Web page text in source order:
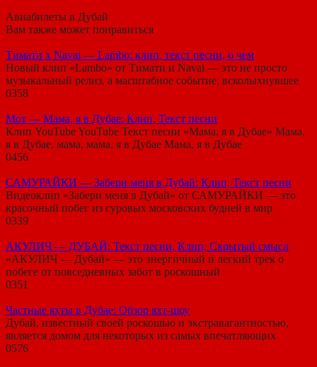
Авиабилеты в Дубай
Вам также может понравиться
Тимати х Navai — Lambo: клип, текст песни, о чем
Новый клип «Lambo» от Тимати и Navai — это не просто
музыкальный релиз, а масштабное событие, всколыхнувшее
0358
Мот — Мама, я в Дубае: Клип, Текст песни
Клип YouTube YouTube Текст песни «Мама, я в Дубае» Мама,
я в Дубае, мама, мама, я в Дубае Мама, я в Дубае
0456
САМУРАЙКИ — Забери меня в Дубай: Клип, Текст песни
Видеоклип «Забери меня в Дубай» от САМУРАЙКИ — это
красочный побег из суровых московских будней в мир
0339
АКУЛИЧ — ДУБАЙ: Текст песни, Клип, Скрытый смысл
«АКУЛИЧ — Дубай» — это энергичный и легкий трек о
побеге от повседневных забот в роскошный
0351
Частные яхты в Дубае: Обзор яхт-шоу
Дубай, известный своей роскошью и экстравагантностью,
является домом для некоторых из самых впечатляющих
0576